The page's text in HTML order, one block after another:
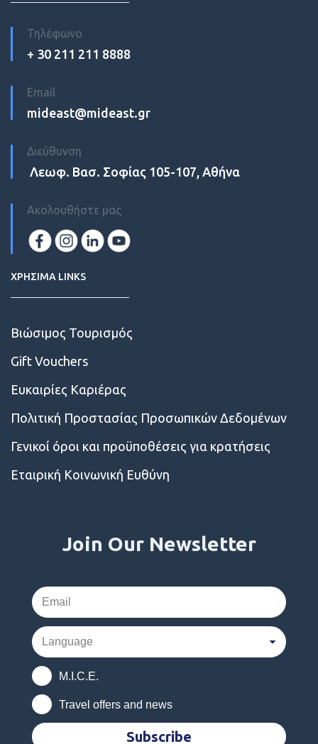
Τηλέφωνο
+ 30 211 211 8888
Email
mideast@mideast.gr
Διεύθυνση
Λεωφ. Βασ. Σοφίας 105-107, Αθήνα
Ακολουθήστε μας
ΧΡΗΣΙΜΑ LINKS
Βιώσιμος Τουρισμός
Gift Vouchers
Ευκαιρίες Kαριέρας
Πολιτική Προστασίας Προσωπικών Δεδομένων
Γενικοί όροι και προϋποθέσεις για κρατήσεις
Εταιρική Κοινωνική Ευθύνη
Join Our Newsletter
M.I.C.E.
Travel offers and news
Subscribe